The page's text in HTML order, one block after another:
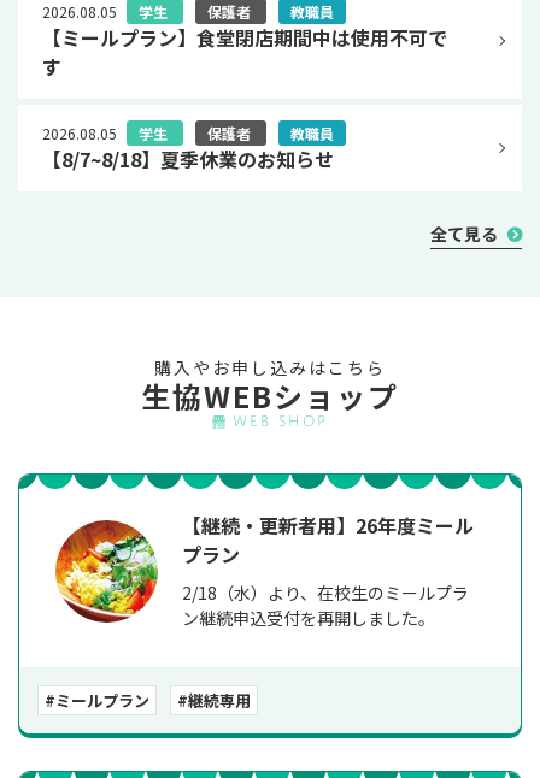
2026.08.05 学⽣ 保護者 教職員
【ミールプラン】食堂閉店期間中は使用不可で
す
2026.08.05 学⽣ 保護者 教職員
【8/7~8/18】夏季休業のお知らせ
全て見る
購入やお申し込みはこちら
生協WEBショップ
WEB SHOP
【継続・更新者用】26年度ミール
プラン
2/18（水）より、在校生のミールプラ
ン継続申込受付を再開しました。
#ミールプラン #継続専用